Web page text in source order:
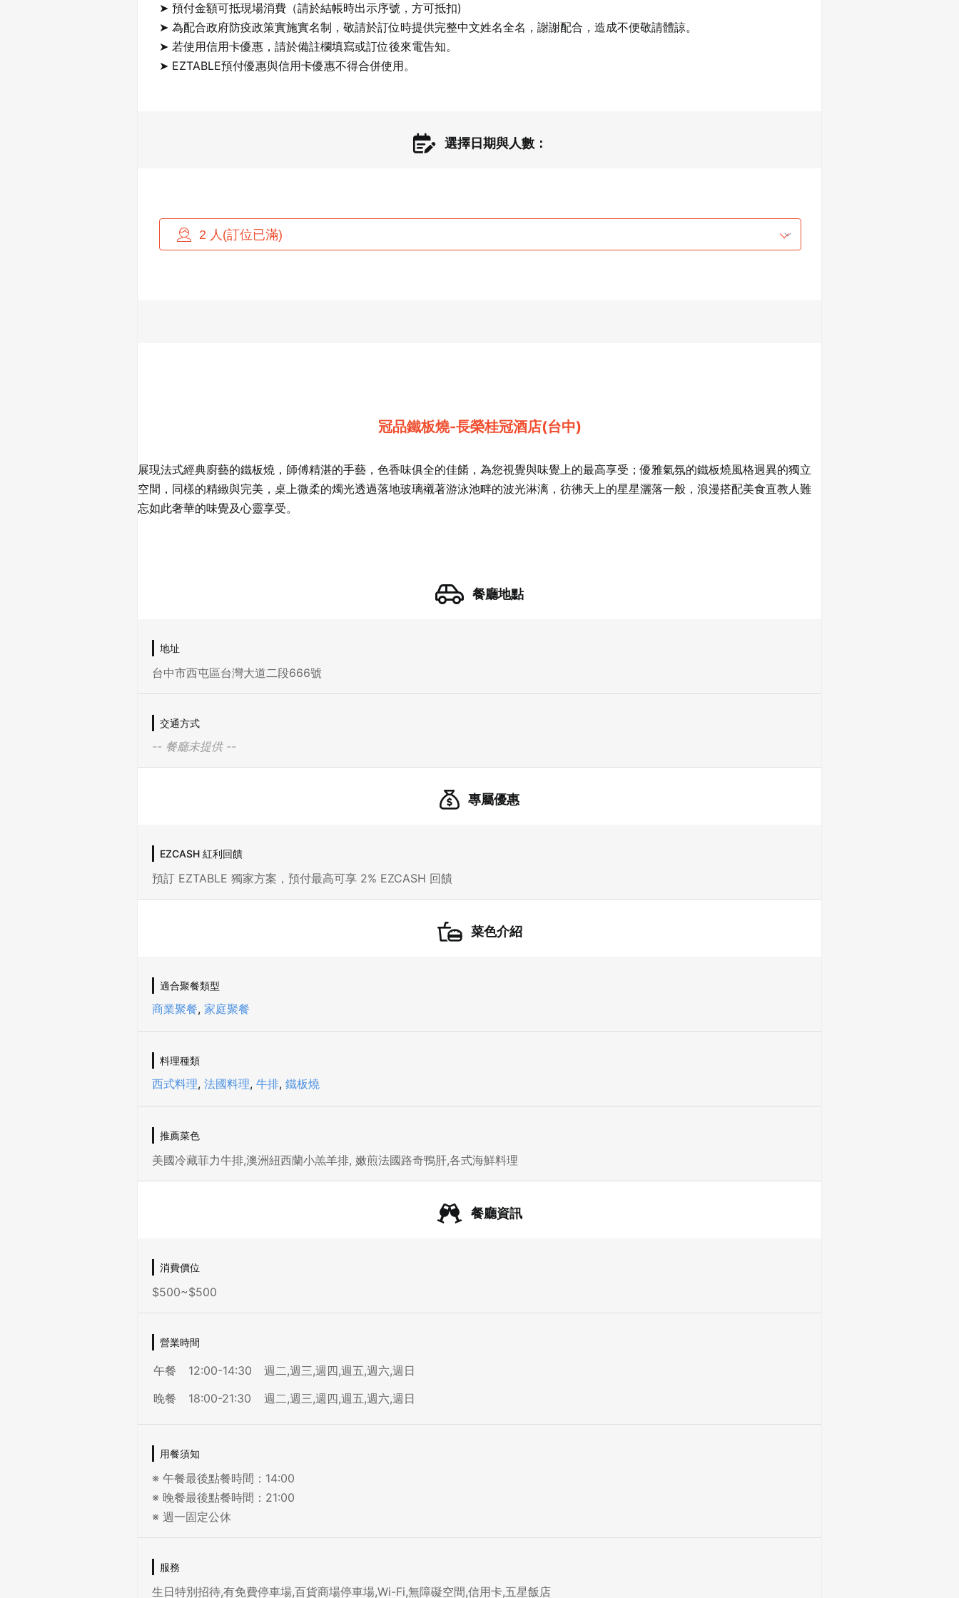
➤ 預付金額可抵現場消費（請於結帳時出示序號，方可抵扣)
➤ 為配合政府防疫政策實施實名制，敬請於訂位時提供完整中文姓名全名，謝謝配合，造成不便敬請體諒。
➤ 若使用信用卡優惠，請於備註欄填寫或訂位後來電告知。
➤ EZTABLE預付優惠與信用卡優惠不得合併使用。
選擇日期與人數：
冠品鐵板燒-長榮桂冠酒店(台中)
展現法式經典廚藝的鐵板燒，師傅精湛的手藝，色香味俱全的佳餚，為您視覺與味覺上的最高享受；優雅氣氛的鐵板燒風格迥異的獨立
空間，同樣的精緻與完美，桌上微柔的燭光透過落地玻璃襯著游泳池畔的波光淋漓，彷彿天上的星星灑落一般，浪漫搭配美食直教人難
忘如此奢華的味覺及心靈享受。
餐廳地點
地址
台中市西屯區台灣大道二段666號
交通方式
-- 餐廳未提供 --
專屬優惠
EZCASH 紅利回饋
預訂 EZTABLE 獨家方案，預付最高可享 2% EZCASH 回饋
菜色介紹
適合聚餐類型
商業聚餐, 家庭聚餐
料理種類
西式料理, 法國料理, 牛排, 鐵板燒
推薦菜色
美國冷藏菲力牛排,澳洲紐西蘭小羔羊排, 嫩煎法國路奇鴨肝,各式海鮮料理
餐廳資訊
消費價位
$500~$500
營業時間
午餐 12:00-14:30
週二,週三,週四,週五,週六,週日
晚餐
18:00-21:30 週二,週三,週四,週五,週六,週日
用餐須知
※ 午餐最後點餐時間：14:00
※ 晚餐最後點餐時間：21:00
※ 週一固定公休
服務
生日特別招待,有免費停車場,百貨商場停車場,Wi-Fi,無障礙空間,信用卡,五星飯店